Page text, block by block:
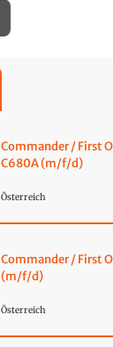
Commander / First
C680A (m/f/d)
Österreich
Commander / First
(m/f/d)
Österreich